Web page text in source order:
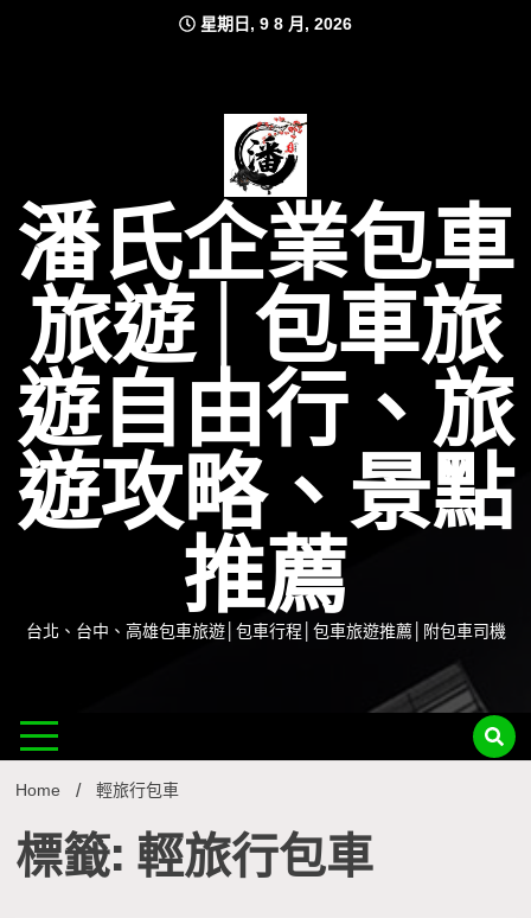
星期日, 9 8 月, 2026
潘氏企業包車
旅遊│包車旅
遊自由行、旅
遊攻略、景點
推薦
台北、台中、高雄包車旅遊│包車行程│包車旅遊推薦│附包車司機
Home 輕旅行包車
標籤: 輕旅行包車